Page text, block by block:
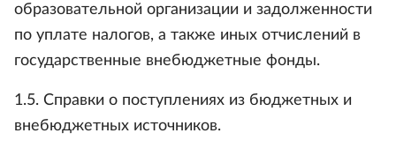
образовательной организации и задолженности
по уплате налогов, а также иных отчислений в
государственные внебюджетные фонды.
1.5. Справки о поступлениях из бюджетных и
внебюджетных источников.